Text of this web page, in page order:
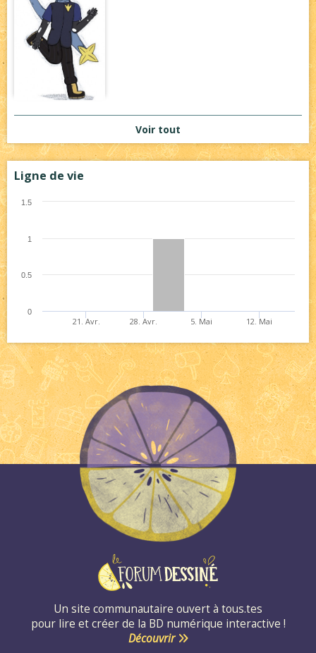
Voir tout
Ligne de vie
21. Avr. 28. Avr. 5. Mai 12. Mai
0
0.5
1
1.5
Un site communautaire ouvert à tous.tes
pour lire et créer de la BD numérique interactive !
Découvrir